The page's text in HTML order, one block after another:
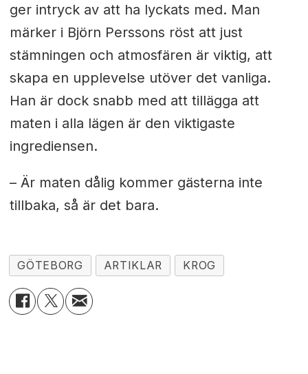
ger intryck av att ha lyckats med. Man
märker i Björn Perssons röst att just
stämningen och atmosfären är viktig, att
skapa en upplevelse utöver det vanliga.
Han är dock snabb med att tillägga att
maten i alla lägen är den viktigaste
ingrediensen.
– Är maten dålig kommer gästerna inte
tillbaka, så är det bara.
GÖTEBORG ARTIKLAR KROG